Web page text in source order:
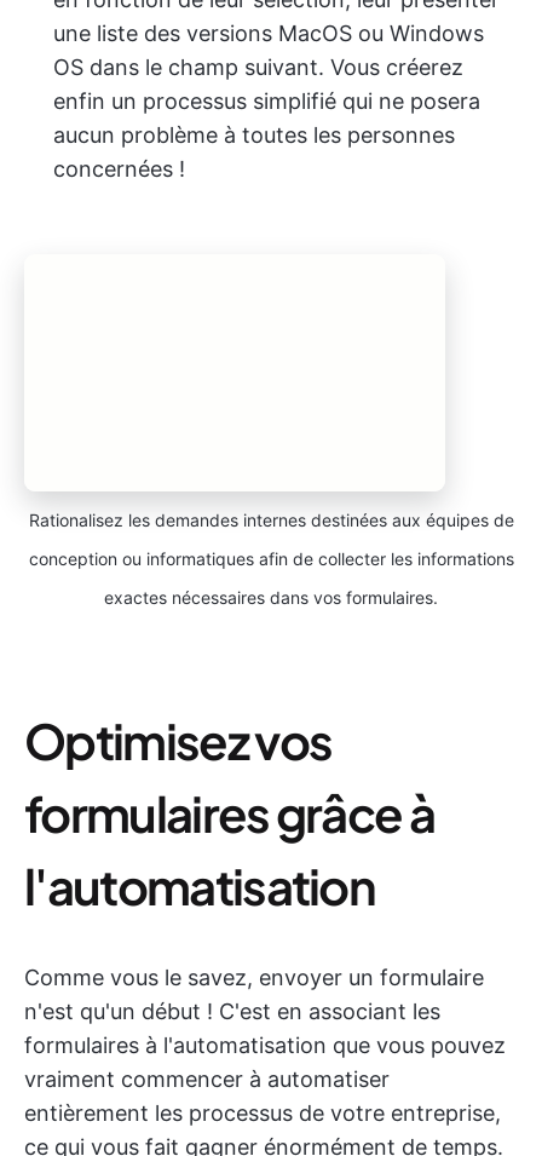
une liste des versions MacOS ou Windows
OS dans le champ suivant. Vous créerez
enfin un processus simplifié qui ne posera
aucun problème à toutes les personnes
concernées !
Rationalisez les demandes internes destinées aux équipes de
conception ou informatiques afin de collecter les informations
exactes nécessaires dans vos formulaires.
Optimisez vos
formulaires grâce à
l'automatisation
Comme vous le savez, envoyer un formulaire
n'est qu'un début ! C'est en associant les
formulaires à l'automatisation que vous pouvez
vraiment commencer à automatiser
entièrement les processus de votre entreprise,
ce qui vous fait gagner énormément de temps.